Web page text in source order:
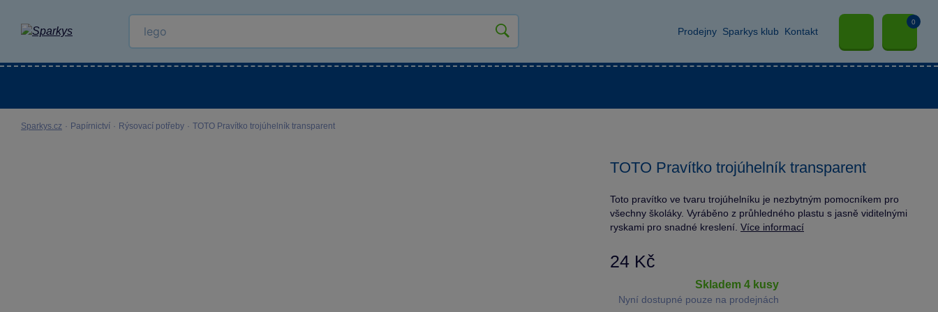
Prodejny Sparkys klub Kontakt
0
Sparkys.cz · Papírnictví · Rýsovací potřeby · TOTO Pravítko trojúhelník transparent
TOTO Pravítko trojúhelník transparent
Toto pravítko ve tvaru trojúhelníku je nezbytným pomocníkem pro
všechny školáky. Vyráběno z průhledného plastu s jasně viditelnými
ryskami pro snadné kreslení. Více informací
24 Kč
skladem 4 kusy
Nyní dostupné pouze na prodejnách